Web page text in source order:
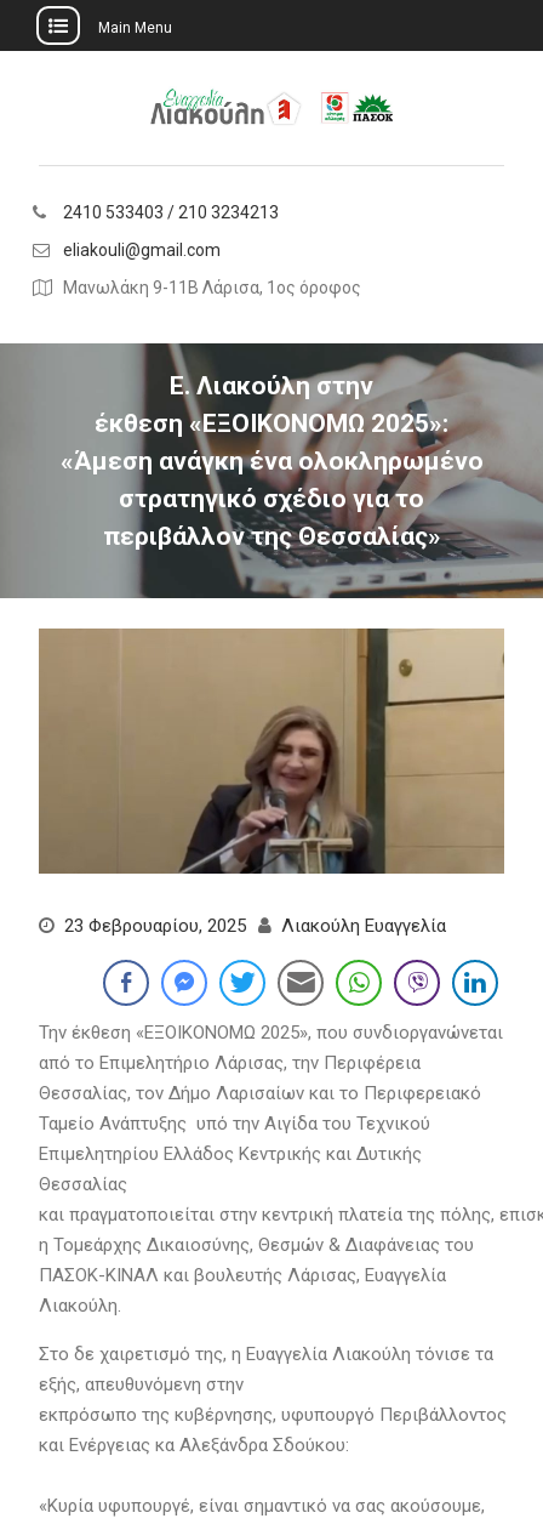
Main Menu
2410 533403 / 210 3234213
eliakouli@gmail.com
Μανωλάκη 9-11Β Λάρισα, 1ος όροφος
Ε. Λιακούλη στην
έκθεση «ΕΞΟΙΚΟΝΟΜΩ 2025»:
«Άμεση ανάγκη ένα ολοκληρωμένο
στρατηγικό σχέδιο για το
περιβάλλον της Θεσσαλίας»
23 Φεβρουαρίου, 2025 Λιακούλη Ευαγγελία
Την έκθεση «ΕΞΟΙΚΟΝΟΜΩ 2025», που συνδιοργανώνεται
από το Επιμελητήριο Λάρισας, την Περιφέρεια
Θεσσαλίας, τον Δήμο Λαρισαίων και το Περιφερειακό
Ταμείο Ανάπτυξης υπό την Αιγίδα του Τεχνικού
Επιμελητηρίου Ελλάδος Κεντρικής και Δυτικής
Θεσσαλίας
και πραγματοποιείται στην κεντρική πλατεία της πόλης,
η Τομεάρχης Δικαιοσύνης, Θεσμών & Διαφάνειας του
ΠΑΣΟΚ-ΚΙΝΑΛ και βουλευτής Λάρισας, Ευαγγελία
Λιακούλη.
Στο δε χαιρετισμό της, η Ευαγγελία Λιακούλη τόνισε τα
εξής, απευθυνόμενη στην
εκπρόσωπο της κυβέρνησης, υφυπουργό Περιβάλλοντος
και Ενέργειας κα Αλεξάνδρα Σδούκου:
«Κυρία υφυπουργέ, είναι σημαντικό να σας ακούσουμε,